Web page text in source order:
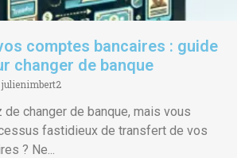
comptes bancaires : guide
changer de banque
julienimbert2
changer de banque, mais vous
fastidieux de transfert de vos
? Ne...